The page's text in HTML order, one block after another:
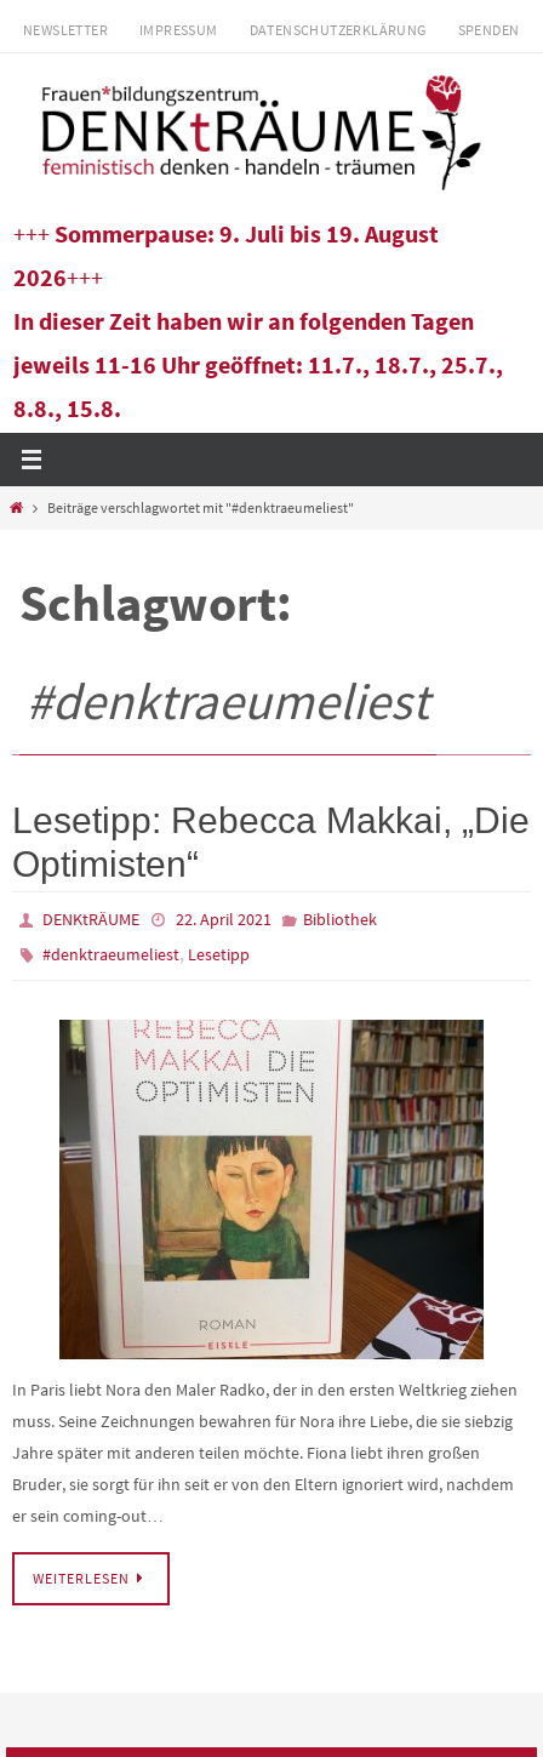
Zum
springen
NEWSLETTER IMPRESSUM DATENSCHUTZERKLÄRUNG SPENDEN
+++ Sommerpause: 9. Juli bis 19. August
2026+++
In dieser Zeit haben wir an folgenden Tagen
jeweils 11-16 Uhr geöffnet: 11.7., 18.7., 25.7.,
8.8., 15.8.
StartBeiträge verschlagwortet mit "#denktraeumeliest"
Schlagwort:
#denktraeumeliest
Lesetipp: Rebecca Makkai, „Die
Optimisten“
DENKtRÄUME 22. April 2021
Bibliothek
#denktraeumeliest, Lesetipp
In Paris liebt Nora den Maler Radko, der in den ersten Weltkrieg ziehen
muss. Seine Zeichnungen bewahren für Nora ihre Liebe, die sie siebzig
Jahre später mit anderen teilen möchte. Fiona liebt ihren großen
Bruder, sie sorgt für ihn seit er von den Eltern ignoriert wird, nachdem
er sein coming-out…
WEITERLESEN